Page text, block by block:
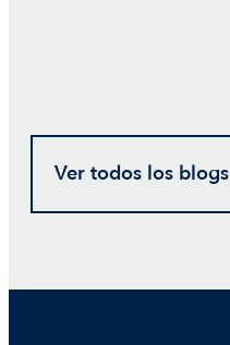
Ver todos los blogs